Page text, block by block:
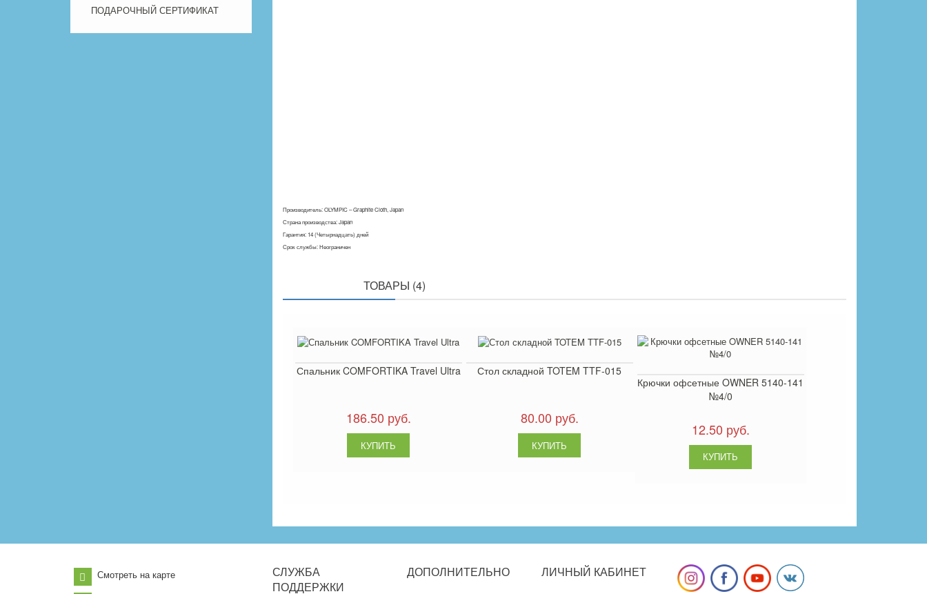
ПОДАРОЧНЫЙ СЕРТИФИКАТ
Производитель:OLYMPIC – Graphite Cloth, Japan
Страна производства: Japan
Гарантия: 14 (Четырнадцать) дней
Срок службы: Неограничен
ТОВАРЫ (4)
Спальник COMFORTIKA Travel Ultra
186.50 руб.
Стол складной TOTEM TTF-015
80.00 руб.
Крючки офсетные OWNER 5140-141
№4/0
12.50 руб.
Смотреть на карте
СЛУЖБА
ПОДДЕРЖКИ
ДОПОЛНИТЕЛЬНО ЛИЧНЫЙ КАБИНЕТ